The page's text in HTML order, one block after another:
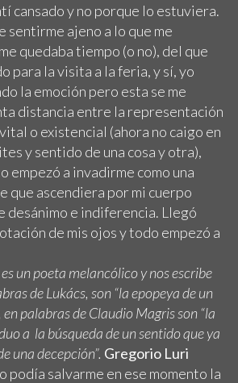
cansado y no porque lo estuviera.
sentirme ajeno a lo que me
quedaba tiempo (o no), del que
para la visita a la feria, y sí, yo
la emoción pero esta se me
distancia entre la representación
o existencial (ahora no caigo en
y sentido de una cosa y otra),
empezó a invadirme como una
que ascendiera por mi cuerpo
desánimo e indiferencia. Llegó
de mis ojos y todo empezó a
un poeta melancólico y nos escribe
de Lukács, son “la epopeya de un
en palabras de Claudio Magris son “la
a la búsqueda de un sentido que ya
una decepción”. Gregorio Luri
podía salvarme en ese momento la